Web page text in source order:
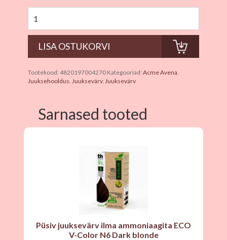
Tootekood: 4820197004270 Kategooriad: Acme Avena,
Juuksehooldus, Juuksevärv, Juuksevärv
Sarnased tooted
Püsiv juuksevärv ilma ammoniaagita ECO
V-Color N6 Dark blonde